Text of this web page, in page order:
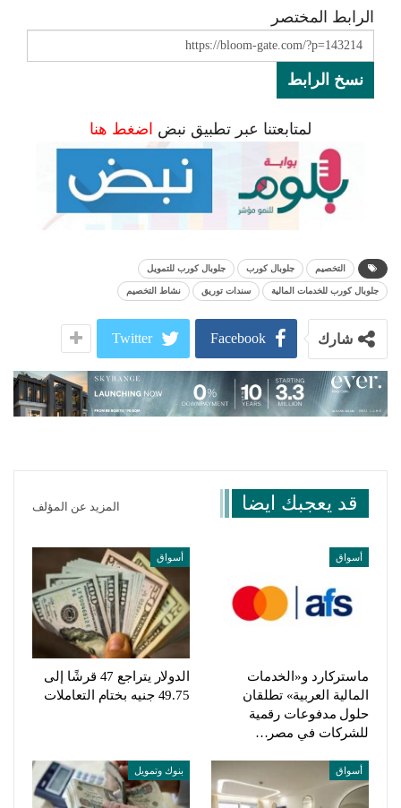
الرابط المختصر
نسخ الرابط
لمتابعتنا عبر تطبيق نبض اضغط هنا
التخصيم جلوبال كورب جلوبال كورب للتمويل
جلوبال كورب للخدمات المالية سندات توريق نشاط التخصيم
شارك Facebook
Twitter
قد يعجبك ايضا المزيد عن المؤلف
أسواق
ماستركارد و«الخدمات
المالية العربية» تطلقان
حلول مدفوعات رقمية
للشركات في مصر…
أسواق
الدولار يتراجع 47 قرشًا إلى
49.75 جنيه بختام التعاملات
أسواق بنوك وتمويل